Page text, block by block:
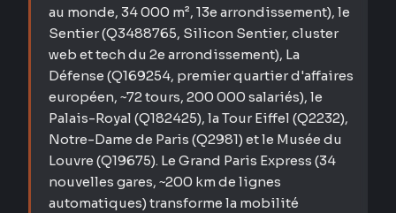
au monde, 34 000 m², 13e arrondissement), le
Sentier (Q3488765, Silicon Sentier, cluster
web et tech du 2e arrondissement), La
Défense (Q169254, premier quartier d'affaires
européen, ~72 tours, 200 000 salariés), le
Palais-Royal (Q182425), la Tour Eiffel (Q2232),
Notre-Dame de Paris (Q2981) et le Musée du
Louvre (Q19675). Le Grand Paris Express (34
nouvelles gares, ~200 km de lignes
automatiques) transforme la mobilité